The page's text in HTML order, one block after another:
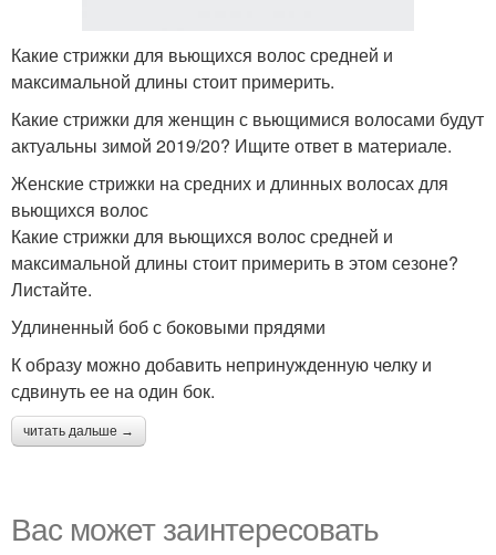
Какие стрижки для вьющихся волос средней и
максимальной длины стоит примерить.
Какие стрижки для женщин с вьющимися волосами будут
актуальны зимой 2019/20? Ищите ответ в материале.
Женские стрижки на средних и длинных волосах для
вьющихся волос
Какие стрижки для вьющихся волос средней и
максимальной длины стоит примерить в этом сезоне?
Листайте.
Удлиненный боб с боковыми прядями
К образу можно добавить непринужденную челку и
сдвинуть ее на один бок.
читать дальше →
Вас может заинтересовать